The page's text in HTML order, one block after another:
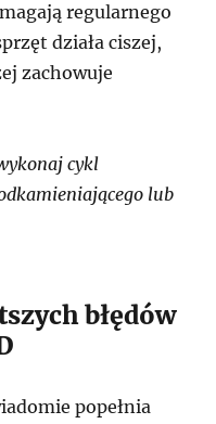
regularnego
działa ciszej,
zachowuje
cykl
lub
błędów
popełnia